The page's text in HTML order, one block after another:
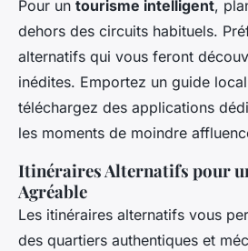
Pour un tourisme intelligent,
dehors des circuits habituels.
alternatifs qui vous feront
inédites. Emportez un guide
téléchargez des applications
les moments de moindre
Itinéraires Alternatifs pour
Agréable
Les itinéraires alternatifs vous
des quartiers authentiques et